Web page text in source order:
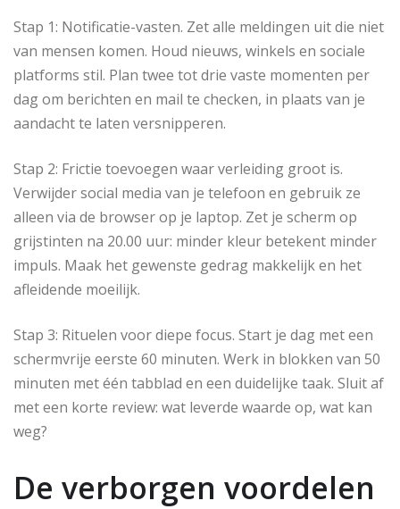
Stap 1: Notificatie-vasten. Zet alle meldingen uit die niet
van mensen komen. Houd nieuws, winkels en sociale
platforms stil. Plan twee tot drie vaste momenten per
dag om berichten en mail te checken, in plaats van je
aandacht te laten versnipperen.
Stap 2: Frictie toevoegen waar verleiding groot is.
Verwijder social media van je telefoon en gebruik ze
alleen via de browser op je laptop. Zet je scherm op
grijstinten na 20.00 uur: minder kleur betekent minder
impuls. Maak het gewenste gedrag makkelijk en het
afleidende moeilijk.
Stap 3: Rituelen voor diepe focus. Start je dag met een
schermvrije eerste 60 minuten. Werk in blokken van 50
minuten met één tabblad en een duidelijke taak. Sluit af
met een korte review: wat leverde waarde op, wat kan
weg?
De verborgen voordelen